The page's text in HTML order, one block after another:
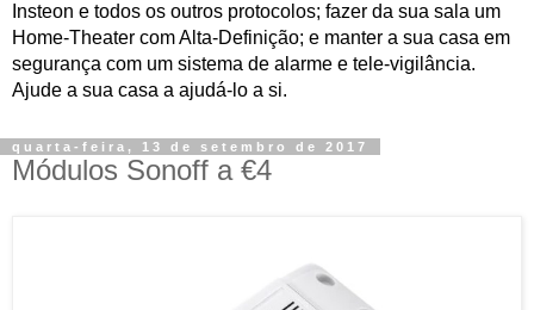
Insteon e todos os outros protocolos; fazer da sua sala um
Home-Theater com Alta-Definição; e manter a sua casa em
segurança com um sistema de alarme e tele-vigilância.
Ajude a sua casa a ajudá-lo a si.
quarta-feira, 13 de setembro de 2017
Módulos Sonoff a €4